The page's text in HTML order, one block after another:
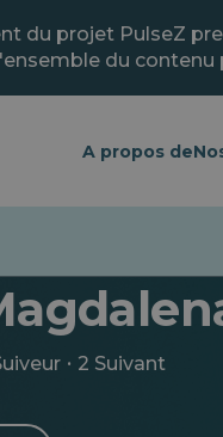
du projet PulseZ
du contenu
A propos de
· 2 Suivant